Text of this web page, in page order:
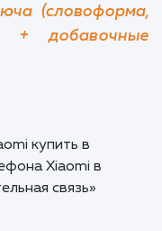
разный
мета-